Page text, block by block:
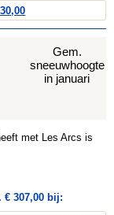
met Les Arcs is
Gem.
sneeuwhoogte
in januari
307,00 bij: